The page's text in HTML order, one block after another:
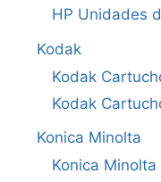
HP Unidades
Kodak
Kodak
Kodak
Konica Minolta
Konica